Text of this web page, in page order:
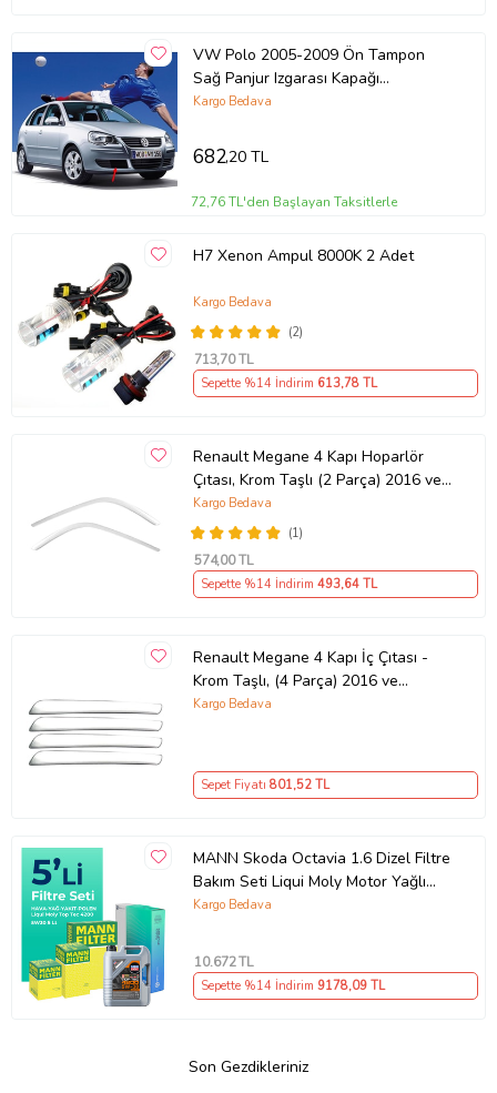
VW Polo 2005-2009 Ön Tampon
Sağ Panjur Izgarası Kapağı
6Q0853666E
Kargo Bedava
682,20 TL
72,76 TL'den Başlayan Taksitlerle
H7 Xenon Ampul 8000K 2 Adet
(2)
Kargo Bedava
713,70 TL
Sepette %14 İndirim 613,78 TL
Renault Megane 4 Kapı Hoparlör
Çıtası, Krom Taşlı (2 Parça) 2016 ve
Sonrası, HB/SD
(1)
Kargo Bedava
574,00 TL
Sepette %14 İndirim 493,64 TL
Renault Megane 4 Kapı İç Çıtası -
Krom Taşlı, (4 Parça) 2016 ve
Sonrası, HB/SD
Kargo Bedava
Sepet Fiyatı 801,52 TL
MANN Skoda Octavia 1.6 Dizel Filtre
Bakım Seti Liqui Moly Motor Yağlı
(2013-2019) 5 Li
Kargo Bedava
10.672TL
Sepette %14 İndirim 9178,09 TL
Son Gezdikleriniz